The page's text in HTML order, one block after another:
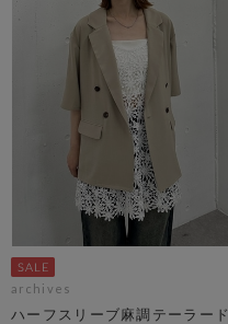
archives
ハーフスリーブ麻調テーラード